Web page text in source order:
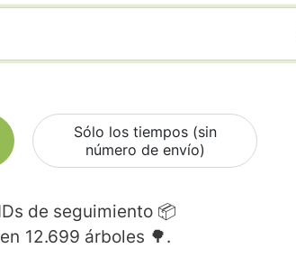
Sólo los tiempos (sin
número de envío)
de seguimiento 📦
12.699 árboles 🌳.